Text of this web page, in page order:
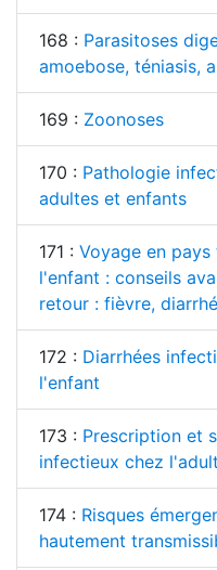
168 : Parasitoses
amoebose, téniasis,
169 : Zoonoses
170 : Pathologie
adultes et enfants
171 : Voyage en
l'enfant : conseils
retour : fièvre,
172 : Diarrhées
l'enfant
173 : Prescription et
infectieux chez
174 : Risques
hautement